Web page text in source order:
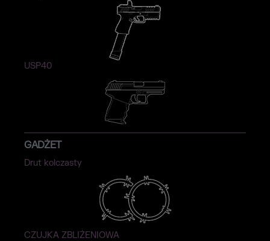
USP40
GADŻET
Drut kolczasty
CZUJKA ZBLIŻENIOWA